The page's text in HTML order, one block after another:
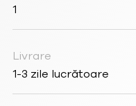
1
Livrare
1-3 zile lucrătoare